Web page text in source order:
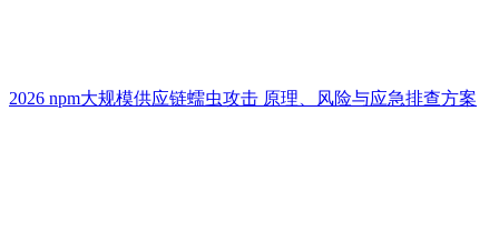
2026 npm大规模供应链蠕虫攻击 原理、风险与应急排查方案